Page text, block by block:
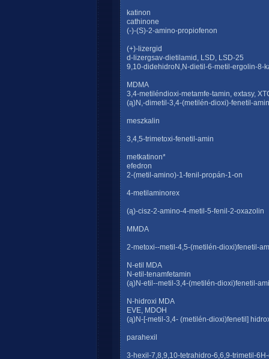
katinon
cathinone
(-)-(S)-2-amino-propiofenon
(+)-lizergid
d-lizergsav-dietilamid, LSD, LSD-25
9,10-didehidroN,N-dietil-6-metil-ergolin-8-
MDMA
3,4-metiléndioxi-metamfe-tamin, extasy,
(ą)N,-dimetil-3,4-(metilén-dioxi)-fenetil-amin
meszkalin
3,4,5-trimetoxi-fenetil-amin
metkatinon*
efedron
2-(metil-amino)-1-fenil-propán-1-on
4-metilaminorex
(ą)-cisz-2-amino-4-metil-5-fenil-2-oxazolin
MMDA
2-metoxi--metil-4,5-(metilén-dioxi)fenetil-
N-etil MDA
N-etil-tenamfetamin
(ą)N-etil--metil-3,4-(metilén-dioxi)fenetil-
N-hidroxi MDA
EVE, MDOH
(ą)N-[-metil-3,4- (metilén-dioxi)fenetil]
parahexil
3-hexil-7,8,9,10-tetrahidro-6,6,9-trimetil-